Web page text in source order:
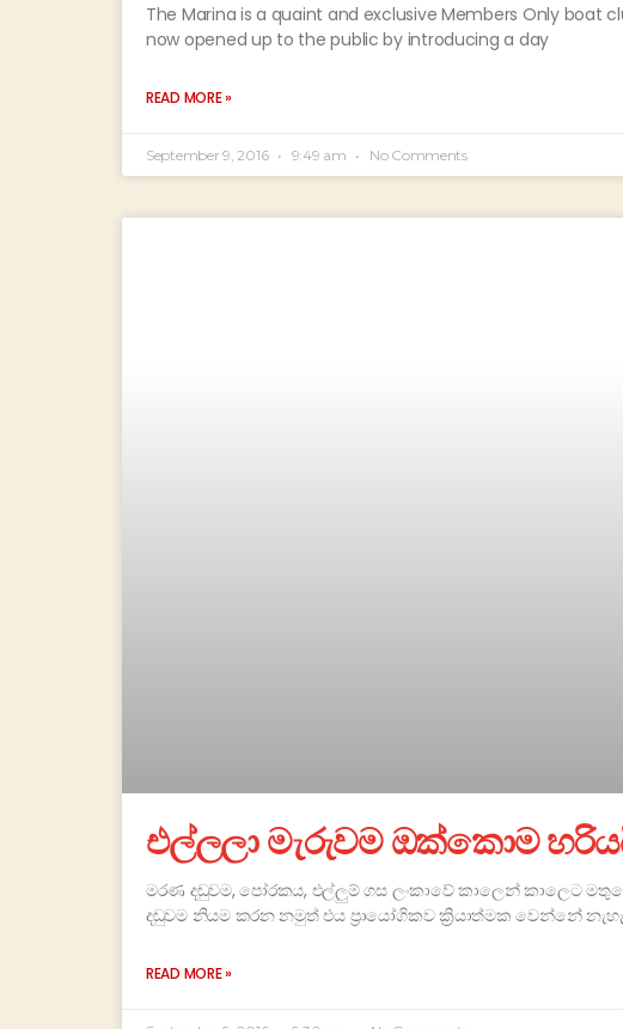
The Marina is a quaint and exclusive Members Only boat
now opened up to the public by introducing a day
READ MORE »
September 9, 2016 9:49 am No Comments
එල්ලලා මැරුවම ඔක්කොම
මරණ දඬුවම, පෝරකය, එල්ලුම් ගස ලංකාවේ කාලෙන් කාලෙට
දඬුවම නියම කරන නමුත් එය ප්‍රායෝගිකව ක්‍රියාත්මක වෙන්නේ
READ MORE »